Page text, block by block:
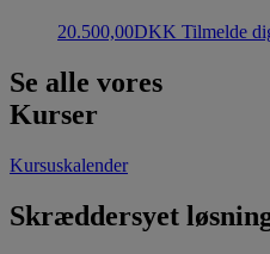
20.500,00DKK Tilmelde
Se alle vores
Kurser
Kursuskalender
Skræddersyet